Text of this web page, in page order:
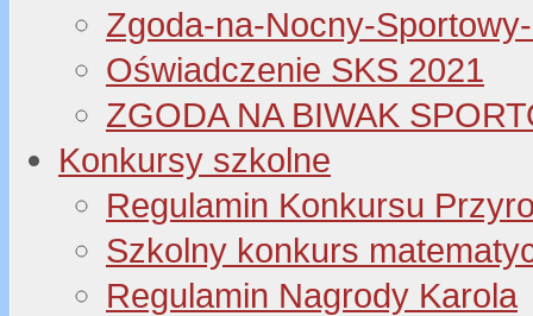
Zgoda-na-Nocny-
Oświadczenie SKS 2021
ZGODA NA BIWAK
Konkursy szkolne
Regulamin Konkursu
Szkolny konkurs
Regulamin Nagrody Karola